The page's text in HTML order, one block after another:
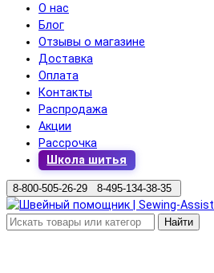
О нас
Блог
Отзывы о магазине
Доставка
Оплата
Контакты
Распродажа
Акции
Рассрочка
Школа шитья
8-800-505-26-29 8-495-134-38-35
Найти